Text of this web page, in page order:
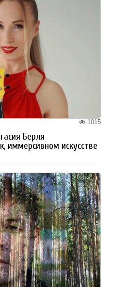
1015
Берля
иммерсивном искусстве